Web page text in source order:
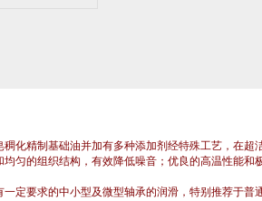
稠化精制基础油并加有多种添加剂经特殊工艺，在超
均匀的组织结构，有效降低噪音；优良的高温性能
一定要求的中小型及微型轴承的润滑，特别推荐于普